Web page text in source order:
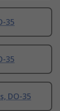
35
35
DO-35